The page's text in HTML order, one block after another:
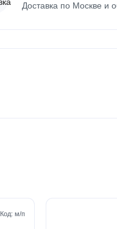
Доставка по Москве и
Код:м/п